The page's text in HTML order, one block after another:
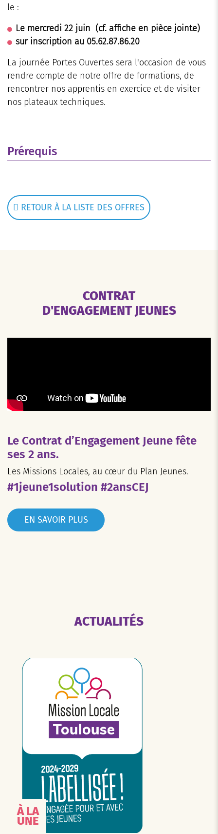
le :
Le mercredi 22 juin (cf. affiche en pièce jointe)
sur inscription au 05.62.87.86.20
La journée Portes Ouvertes sera l'occasion de vous
rendre compte de notre offre de formations, de
rencontrer nos apprentis en exercice et de visiter
nos plateaux techniques.
Prérequis
RETOUR À LA LISTE DES OFFRES
CONTRAT
D'ENGAGEMENT JEUNES
Le Contrat d’Engagement Jeune fête
ses 2 ans.
Les Missions Locales, au cœur du Plan Jeunes.
#1jeune1solution #2ansCEJ
EN SAVOIR PLUS
ACTUALITÉS
À LA
UNE